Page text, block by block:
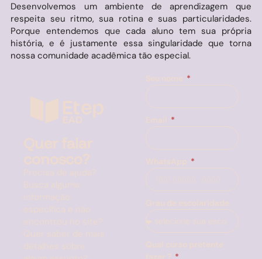
Desenvolvemos um ambiente de aprendizagem que
respeita seu ritmo, sua rotina e suas particularidades.
Porque entendemos que cada aluno tem sua própria
história, e é justamente essa singularidade que torna
nossa comunidade acadêmica tão especial.